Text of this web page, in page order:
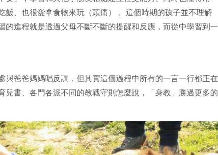
飯、也很愛拿食物來玩（頭痛） 。這個時期的孩子並不理解
的進程就是透過父母不斷不斷的提醒和反應，而從中學習到一
與爸爸媽媽唱反調，但其實這個過程中所有的一言一行都正在
兒書、各門各派不同的教戰守則怎麼說，「身教」勝過更多的